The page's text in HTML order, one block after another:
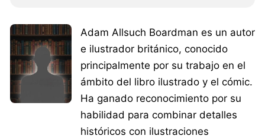
Adam Allsuch Boardman es un autor
e ilustrador británico, conocido
principalmente por su trabajo en el
ámbito del libro ilustrado y el cómic.
Ha ganado reconocimiento por su
habilidad para combinar detalles
históricos con ilustraciones